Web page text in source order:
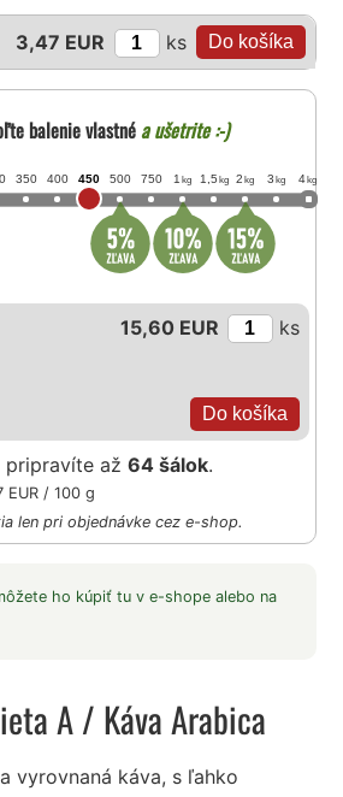
3,47 EUR ks
balenie vlastnéa ušetrite :-)
350 400 450 500 750 1 kg 1,5 kg 2 kg 3 kg 4 kg
15,60 EUR ks
pripravíte až64 šálok.
EUR / 100 g
len pri objednávke cez e-shop.
ho kúpiť tu v e-shope alebo na
A/ Káva Arabica
vyrovnaná káva, s ľahko